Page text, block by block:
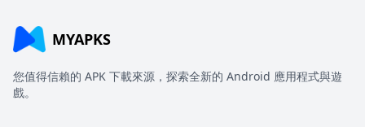
MYAPKS
您值得信賴的 APK 下載來源，探索全新的 Android 應用程式與遊
戲。